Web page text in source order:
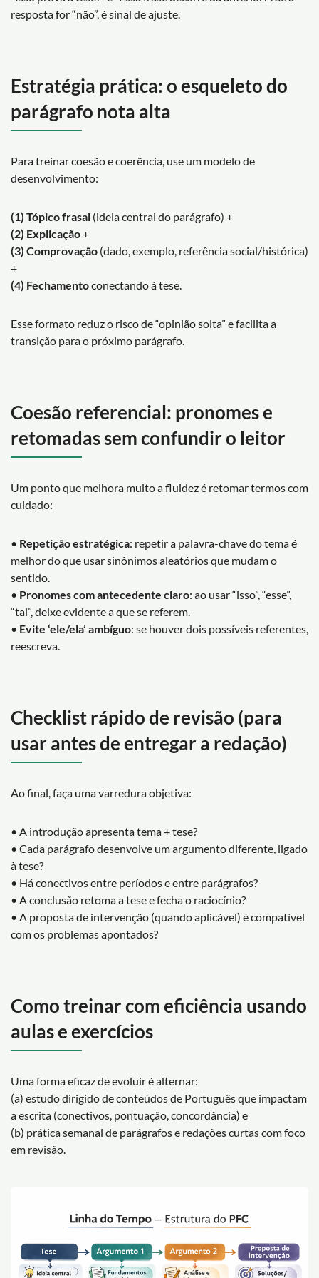
resposta for “não”, é sinal de ajuste.
Estratégia prática: o esqueleto do
parágrafo nota alta
Para treinar coesão e coerência, use um modelo de
desenvolvimento:
(1) Tópico frasal (ideia central do parágrafo) +
(2) Explicação+
(3) Comprovação (dado, exemplo, referência social/histórica)
+
(4) Fechamentoconectando à tese.
Esse formato reduz o risco de “opinião solta” e facilita a
transição para o próximo parágrafo.
Coesão referencial: pronomes e
retomadas sem confundir o leitor
Um ponto que melhora muito a fluidez é retomar termos com
cuidado:
• Repetição estratégica: repetir a palavra-chave do tema é
melhor do que usar sinônimos aleatórios que mudam o
sentido.
• Pronomes com antecedente claro: ao usar “isso”, “esse”,
“tal”, deixe evidente a que se referem.
• Evite ‘ele/ela’ ambíguo: se houver dois possíveis referentes,
reescreva.
Checklist rápido de revisão (para
usar antes de entregar a redação)
Ao final, faça uma varredura objetiva:
• A introdução apresenta tema + tese?
• Cada parágrafo desenvolve um argumento diferente, ligado
à tese?
• Há conectivos entre períodos e entre parágrafos?
• A conclusão retoma a tese e fecha o raciocínio?
• A proposta de intervenção (quando aplicável) é compatível
com os problemas apontados?
Como treinar com eficiência usando
aulas e exercícios
Uma forma eficaz de evoluir é alternar:
(a) estudo dirigido de conteúdos de Português que impactam
a escrita (conectivos, pontuação, concordância) e
(b) prática semanal de parágrafos e redações curtas com foco
em revisão.